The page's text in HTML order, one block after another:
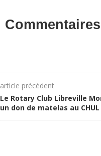
Commentaires
article précédent
Le Rotary Club Libreville
un don de matelas au CHUL